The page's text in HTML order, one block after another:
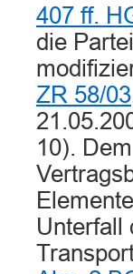
407 ff.
die
ZR 58/03
10).
Unterfall